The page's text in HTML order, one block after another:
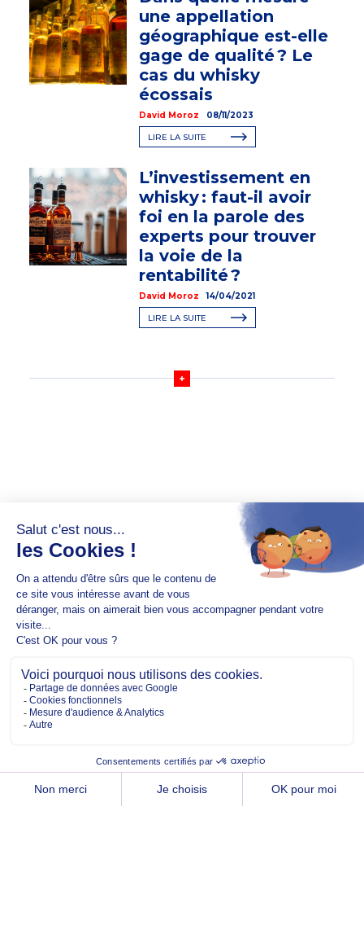
une appellation
géographique est-elle
gage de qualité ? Le
cas du whisky
écossais
David Moroz 08/11/2023
LIRE LA SUITE
L’investissement en
whisky : faut-il avoir
foi en la parole des
experts pour trouver
la voie de la
rentabilité ?
David Moroz 14/04/2021
LIRE LA SUITE
Copyright @2026 EM Normandie
CONTACT
FACEBOOK